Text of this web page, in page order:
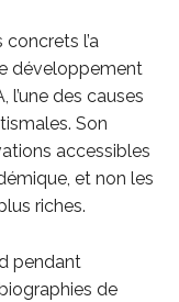
l’a
développement
l’une des causes
Son
accessibles
et non les
riches.
pendant
de